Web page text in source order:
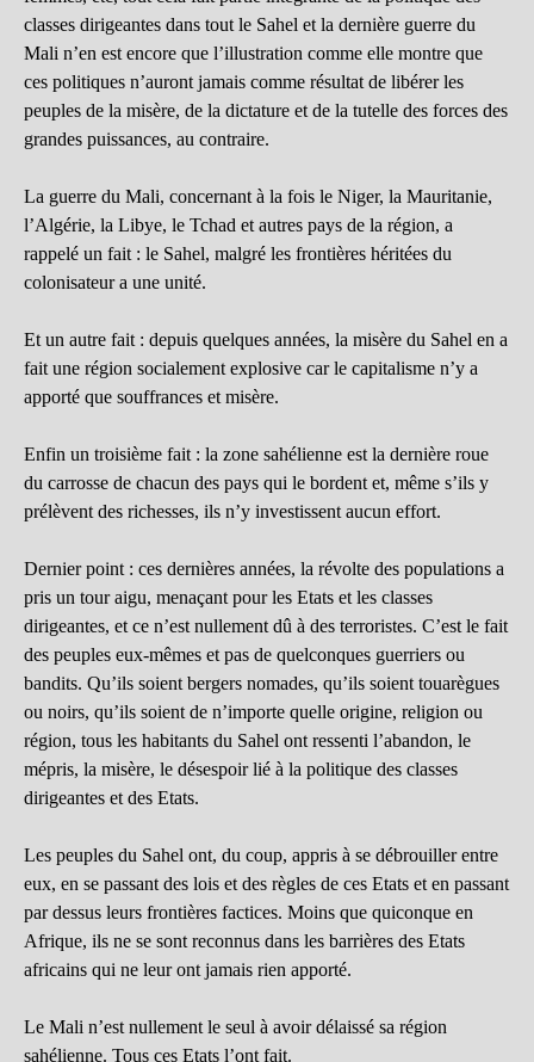
classes dirigeantes dans tout le Sahel et la dernière guerre du
Mali n’en est encore que l’illustration comme elle montre que
ces politiques n’auront jamais comme résultat de libérer les
peuples de la misère, de la dictature et de la tutelle des forces des
grandes puissances, au contraire.
La guerre du Mali, concernant à la fois le Niger, la Mauritanie,
l’Algérie, la Libye, le Tchad et autres pays de la région, a
rappelé un fait : le Sahel, malgré les frontières héritées du
colonisateur a une unité.
Et un autre fait : depuis quelques années, la misère du Sahel en a
fait une région socialement explosive car le capitalisme n’y a
apporté que souffrances et misère.
Enfin un troisième fait : la zone sahélienne est la dernière roue
du carrosse de chacun des pays qui le bordent et, même s’ils y
prélèvent des richesses, ils n’y investissent aucun effort.
Dernier point : ces dernières années, la révolte des populations a
pris un tour aigu, menaçant pour les Etats et les classes
dirigeantes, et ce n’est nullement dû à des terroristes. C’est le fait
des peuples eux-mêmes et pas de quelconques guerriers ou
bandits. Qu’ils soient bergers nomades, qu’ils soient touarègues
ou noirs, qu’ils soient de n’importe quelle origine, religion ou
région, tous les habitants du Sahel ont ressenti l’abandon, le
mépris, la misère, le désespoir lié à la politique des classes
dirigeantes et des Etats.
Les peuples du Sahel ont, du coup, appris à se débrouiller entre
eux, en se passant des lois et des règles de ces Etats et en passant
par dessus leurs frontières factices. Moins que quiconque en
Afrique, ils ne se sont reconnus dans les barrières des Etats
africains qui ne leur ont jamais rien apporté.
Le Mali n’est nullement le seul à avoir délaissé sa région
sahélienne. Tous ces Etats l’ont fait.